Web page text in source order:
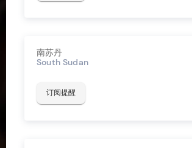
南苏丹
South Sudan
订阅提醒